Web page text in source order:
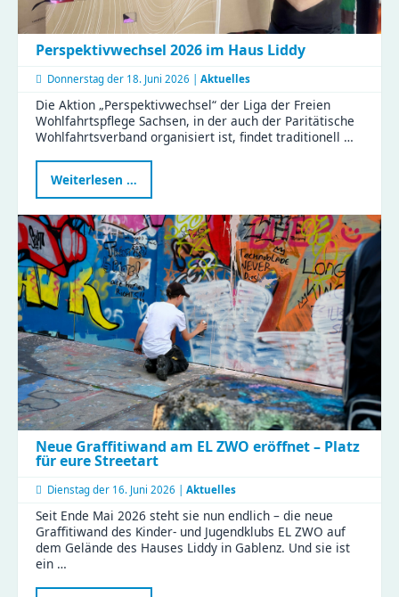
Perspektivwechsel 2026 im Haus Liddy
Donnerstag der 18. Juni 2026 | Aktuelles
Die Aktion „Perspektivwechsel“ der Liga der Freien
Wohlfahrtspflege Sachsen, in der auch der Paritätische
Wohlfahrtsverband organisiert ist, findet traditionell …
Weiterlesen …
2026
im
Haus
Liddy
Neue Graffitiwand am EL ZWO eröffnet – Platz
für eure Streetart
Dienstag der 16. Juni 2026 | Aktuelles
Seit Ende Mai 2026 steht sie nun endlich – die neue
Graffitiwand des Kinder- und Jugendklubs EL ZWO auf
dem Gelände des Hauses Liddy in Gablenz. Und sie ist
ein …